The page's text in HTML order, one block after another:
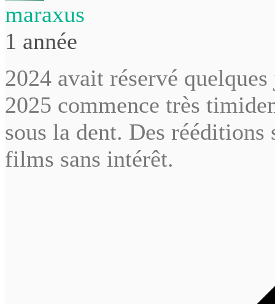
maraxus
1 année
2024 avait réservé
2025 commence très
sous la dent. Des
films sans intérêt.